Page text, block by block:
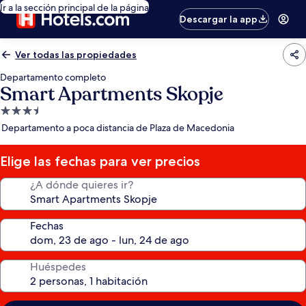
Ir a la sección principal de la página
Descargar la app
Ver todas las propiedades
Departamento completo
Smart Apartments Skopje
Propiedad
de
estrellas
Departamento a poca distancia de Plaza de Macedonia
Elige las fechas para ver precios
¿A dónde quieres ir?
Fechas
Huéspedes